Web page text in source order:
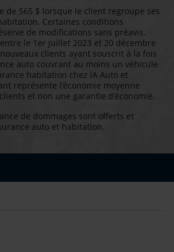
de 565 $ lorsque le client regroupe ses
Certaines conditions
de modifications sans préavis.
le 1er juillet 2023 et 20 décembre
clients ayant souscrit à la fois
auto couvrant au moins un véhicule
habitation chez iA Auto et
représente l’économie moyenne
et non une garantie d’économie.
de dommages sont offerts et
auto et habitation.